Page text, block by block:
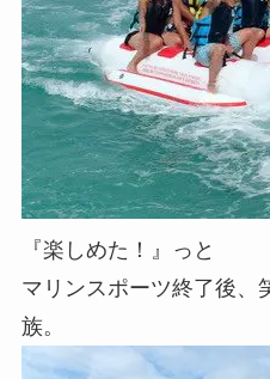
『楽しめた！』っと
マリンスポーツ終了後、
族。